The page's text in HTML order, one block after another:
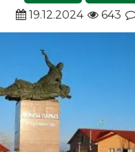
19.12.2024
643